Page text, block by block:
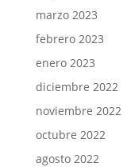
marzo 2023
febrero 2023
enero 2023
diciembre 2022
noviembre 2022
octubre 2022
agosto 2022